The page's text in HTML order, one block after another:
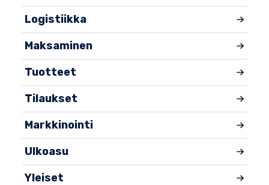
Logistiikka
Maksaminen
Tuotteet
Tilaukset
Markkinointi
Ulkoasu
Yleiset